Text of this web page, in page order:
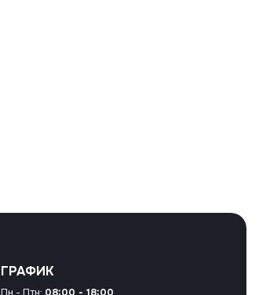
ГРАФИК